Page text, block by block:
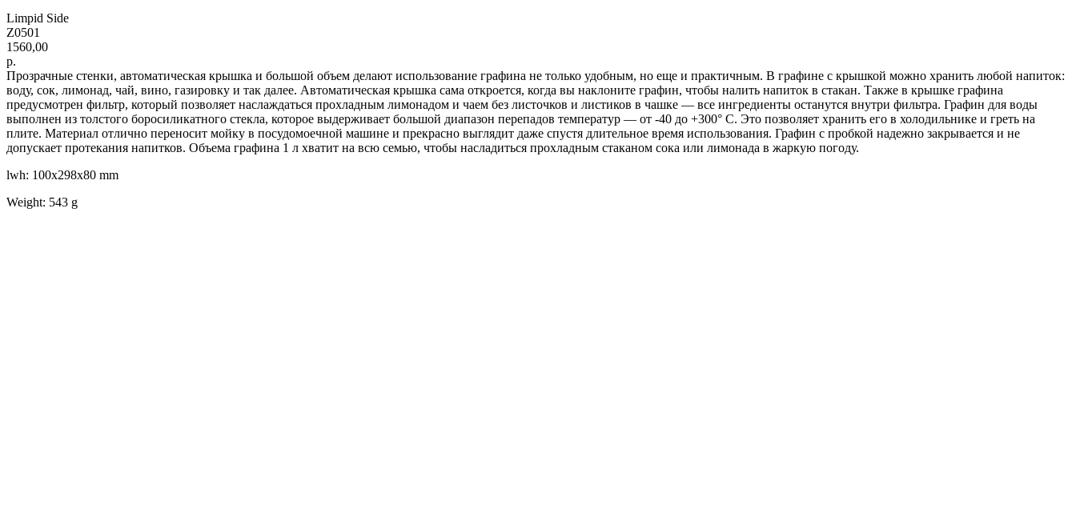
Limpid Side
Z0501
1560,00
р.
Прозрачные стенки, автоматическая крышка и большой объем делают использование графина не только удобным, но еще и практичным. В графине с крышкой можно хранить любой напиток:
воду, сок, лимонад, чай, вино, газировку и так далее. Автоматическая крышка сама откроется, когда вы наклоните графин, чтобы налить напиток в стакан. Также в крышке графина
предусмотрен фильтр, который позволяет наслаждаться прохладным лимонадом и чаем без листочков и листиков в чашке — все ингредиенты останутся внутри фильтра. Графин для воды
выполнен из толстого боросиликатного стекла, которое выдерживает большой диапазон перепадов температур — от -40 до +300° С. Это позволяет хранить его в холодильнике и греть на
плите. Материал отлично переносит мойку в посудомоечной машине и прекрасно выглядит даже спустя длительное время использования. Графин с пробкой надежно закрывается и не
допускает протекания напитков. Объема графина 1 л хватит на всю семью, чтобы насладиться прохладным стаканом сока или лимонада в жаркую погоду.
lwh: 100x298x80 mm
Weight: 543 g